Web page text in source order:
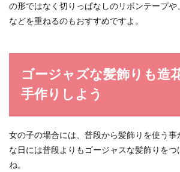
の形ではなく切りっぱなしのリボンテープや
などを重ねるのもおすすめですよ。
ゴージャズな髪飾りも造
手作りしよう
女の子の場合には、普段から髪飾りを使う事
な日には普段よりもゴージャスな髪飾りをつ
ね。